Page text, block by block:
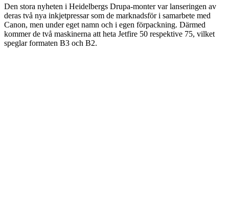
Den stora nyheten i Heidelbergs Drupa-monter var lanseringen av
deras två nya inkjetpressar som de marknadsför i samarbete med
Canon, men under eget namn och i egen förpackning. Därmed
kommer de två maskinerna att heta Jetfire 50 respektive 75, vilket
speglar formaten B3 och B2.